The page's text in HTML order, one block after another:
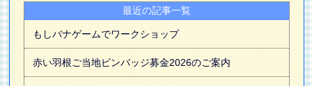
最近の記事一覧
もしバナゲームでワークショップ
赤い羽根ご当地ピンバッジ募金2026のご案内